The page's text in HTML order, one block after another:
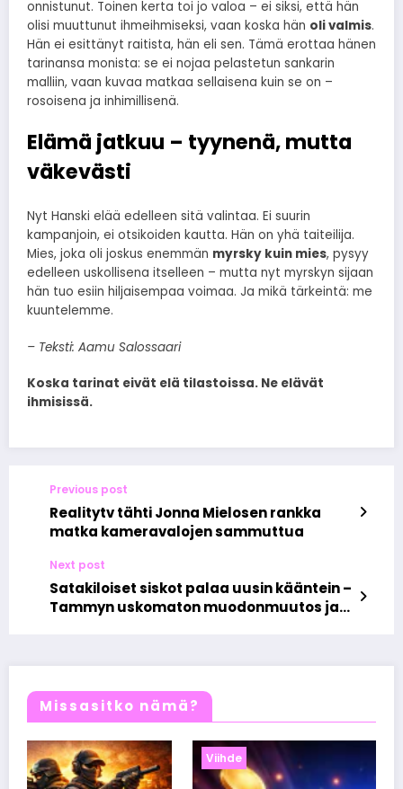
onnistunut. Toinen kerta toi jo valoa – ei siksi, että hän
olisi muuttunut ihmeihmiseksi, vaan koska hän oli valmis.
Hän ei esittänyt raitista, hän eli sen. Tämä erottaa hänen
tarinansa monista: se ei nojaa pelastetun sankarin
malliin, vaan kuvaa matkaa sellaisena kuin se on –
rosoisena ja inhimillisenä.
Elämä jatkuu – tyynenä, mutta
väkevästi
Nyt Hanski elää edelleen sitä valintaa. Ei suurin
kampanjoin, ei otsikoiden kautta. Hän on yhä taiteilija.
Mies, joka oli joskus enemmän myrsky kuin mies, pysyy
edelleen uskollisena itselleen – mutta nyt myrskyn sijaan
hän tuo esiin hiljaisempaa voimaa. Ja mikä tärkeintä: me
kuuntelemme.
– Teksti: Aamu Salossaari
Koska tarinat eivät elä tilastoissa. Ne elävät
ihmisissä.
Previous post
Realitytv tähti Jonna Mielosen rankka
matka kameravalojen sammuttua
Next post
Satakiloiset siskot palaa uusin kääntein –
Tammyn uskomaton muodonmuutos ja
Missasitko nämä?
Viihde